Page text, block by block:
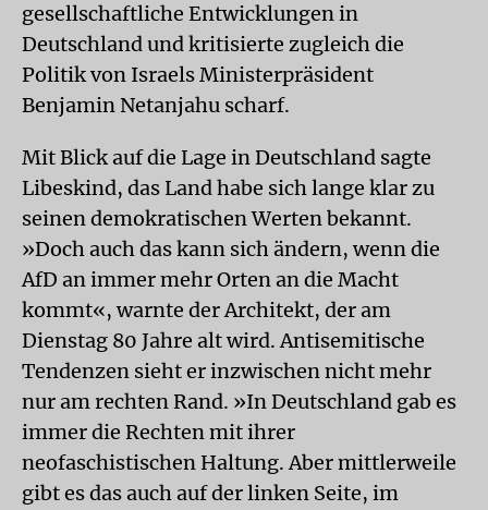
gesellschaftliche Entwicklungen in
Deutschland und kritisierte zugleich die
Politik von Israels Ministerpräsident
Benjamin Netanjahu scharf.
Mit Blick auf die Lage in Deutschland sagte
Libeskind, das Land habe sich lange klar zu
seinen demokratischen Werten bekannt.
»Doch auch das kann sich ändern, wenn die
AfD an immer mehr Orten an die Macht
kommt«, warnte der Architekt, der am
Dienstag 80 Jahre alt wird. Antisemitische
Tendenzen sieht er inzwischen nicht mehr
nur am rechten Rand. »In Deutschland gab es
immer die Rechten mit ihrer
neofaschistischen Haltung. Aber mittlerweile
gibt es das auch auf der linken Seite, im